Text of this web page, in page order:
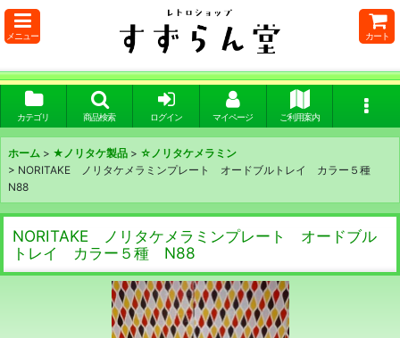
メニュー カート
カテゴリ 商品検索 ログイン マイページ ご利用案内
ホーム > ★ノリタケ製品 > ☆ノリタケメラミン
> NORITAKE ノリタケメラミンプレート オードブルトレイ カラー５種
N88
NORITAKE ノリタケメラミンプレート オードブル
トレイ カラー５種 N88